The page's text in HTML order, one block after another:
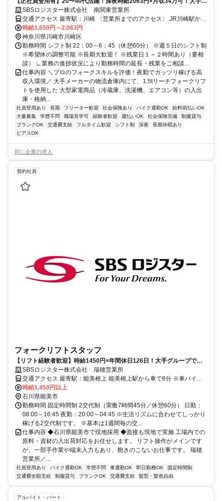
SBSグループでリーチ経験発揮◎年間休日126日！手数料完全無料の前
払い有
SBSロジスター株式会社 南関東営業所
交通アクセス 最寄駅：川崎 〈営業所までのアクセス〉 JR川崎駅から
川崎市バスに乗車「臨港警察署前」で下車後、徒歩4分 ＊バイク通
勤・自転車通勤OK！
時給1,650円～2,063円
神奈川県川崎市川崎区
勤務時間 シフト制 22：00～6：45（休憩60分） ※週５日のシフト制
※希望休の調整可能 ※長期大歓迎！ ※残業日１～２時間あり（要相
談） ∟業務の進捗状況により勤務時間の延長・残業をご相談...
仕事内容 ＼プロのフォークスキルを評価！夜勤でガッツリ稼げる高
収入環境／ 大手メーカーの物流倉庫内にて、1.5tリーチフォークリフ
トを使用した 大型家電商品（冷蔵庫、洗濯機、エアコン等）の入出
庫・格納...
社員登用あり 長期 フリーター歓迎 社会保険あり バイク通勤OK
給料前払いOK
大量募集
学歴不問 職場見学可 経験者歓迎 週払いOK 社会保険完備
制服貸与
ブランクOK
交通費支給 フルタイム歓迎 シフト制 深夜
長期休暇あり
ピアスOK
同じ企業の求人
契約社員
フォークリフトスタッフ
【リフト経験者歓迎】時給1450円×年間休日126日！大手グループで正
社員登用あり！夜勤手当でガッツリ稼げる！原料出荷の司令塔！
SBSロジスター株式会社 瑞穂営業所
交通アクセス 最寄駅：能美根上 能美根上駅から車で8分 ※車バイク
通勤OK
時給1,450円以上
石川県能美市
勤務時間 固定時間制 2交代制（実働7時間45分／休憩60分） 日勤：
08:00～16:45 夜勤：20:00～04:45 ※生活リズムに合わせてしっかり
稼げる2交代制です。 ※基本は1週間毎の交...
仕事内容 ◆石川県能美市で現地採用 ◆面接も現地で実施 工場内での
原料・資材の入出荷対応をお任せします。 リフト操作がメインです
が、一部手作業や端末入力もあり、飽きのこないお仕事です。 瑞穂
営業所／...
社員登用あり バイク通勤OK 学歴不問 車通勤OK 即日勤務OK
固定時間制
交通費全額支給
制服貸与 ブランクOK 交通費支給 髪型・髪色自由
アルバイト・パート